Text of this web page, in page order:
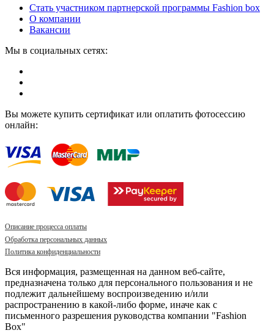
Стать участником партнерской программы Fashion box
О компании
Вакансии
Мы в социальных сетях:
Вы можете купить сертификат или оплатить фотосессию
онлайн:
Описание процесса оплаты
Обработка персональных данных
Политика конфиденциальности
Вся информация, размещенная на данном веб-сайте,
предназначена только для персонального пользования и не
подлежит дальнейшему воспроизведению и/или
распространению в какой-либо форме, иначе как с
письменного разрешения руководства компании "Fashion
Box"